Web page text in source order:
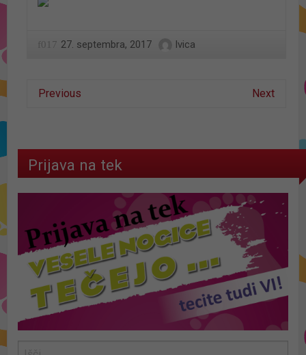
27. septembra, 2017 Ivica
Previous Next
Prijava na tek